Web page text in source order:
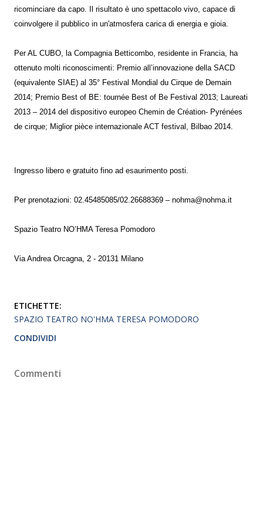
ricominciare da capo. Il risultato è uno spettacolo vivo, capace di
coinvolgere il pubblico in un'atmosfera carica di energia e gioia.
Per AL CUBO, la Compagnia Betticombo, residente in Francia, ha
ottenuto molti riconoscimenti: Premio all’innovazione della SACD
(equivalente SIAE) al 35° Festival Mondial du Cirque de Demain
2014; Premio Best of BE: tournée Best of Be Festival 2013; Laureati
2013 – 2014 del dispositivo europeo Chemin de Création- Pyrénées
de cirque; Miglior pièce internazionale ACT festival, Bilbao 2014.
Ingresso libero e gratuito fino ad esaurimento posti.
Per prenotazioni: 02.45485085/02.26688369 – nohma@nohma.it
Spazio Teatro NO’HMA Teresa Pomodoro
Via Andrea Orcagna, 2 - 20131 Milano
ETICHETTE:
SPAZIO TEATRO NO'HMA TERESA POMODORO
CONDIVIDI
Commenti